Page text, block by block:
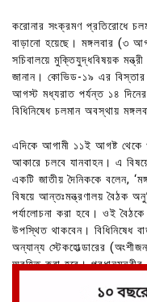
করোনার সংক্রমণ প্রতিরোধে
বাড়ানো হয়েছে। মঙ্গলবার (৩
সচিবালয়ে মুক্তিযুদ্ধবিষয়ক
জানান। কোভিড-১৯ এর
আগস্ট মধ্যরাত পর্যন্ত ১৪
বিধিনিষেধ চলমান অবস্থায়
এদিকে আগামী ১১ই আগষ্ট থেকে
আকারে চলবে যানবাহন। এ
একটি জাতীয় দৈনিককে বলেন,
বিষয়ে আন্তঃমন্ত্রণালয় বৈঠক
পর্যালোচনা করা হবে। ওই বৈঠকে
উপস্থিত থাকবেন। বিধিনিষেধ
অন্যান্য স্টেকহোল্ডারের
অবহিত করা হবে। প্রধানমন্ত্রীর